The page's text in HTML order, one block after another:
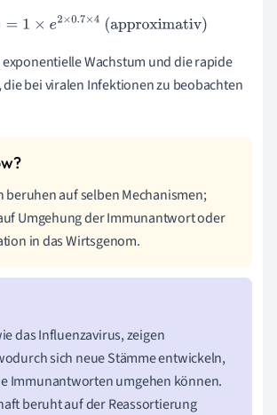
(t) =1 ×e 2×0.7×4(approximativ)
exponentielle Wachstum und die rapide
bei viralen Infektionen zu beobachten
beruhen auf selben Mechanismen;
Umgehung der Immunantwort oder
in das Wirtsgenom.
das Influenzavirus, zeigen
sich neue Stämme entwickeln,
Immunantworten umgehen können.
beruht auf der Reassortierung